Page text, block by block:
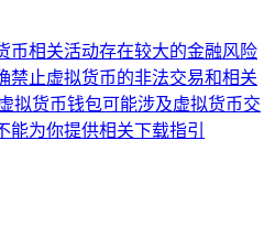
币相关活动存在较大的金融风险
禁止虚拟货币的非法交易和相关
拟货币钱包可能涉及虚拟货币交
能为你提供相关下载指引